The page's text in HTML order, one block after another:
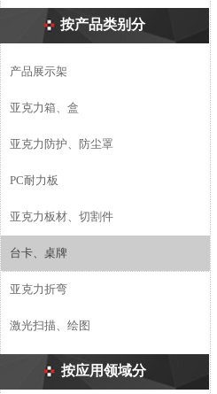
按产品类别分
产品展示架
亚克力箱、盒
亚克力防护、防尘罩
PC耐力板
亚克力板材、切割件
台卡、桌牌
亚克力折弯
激光扫描、绘图
按应用领域分